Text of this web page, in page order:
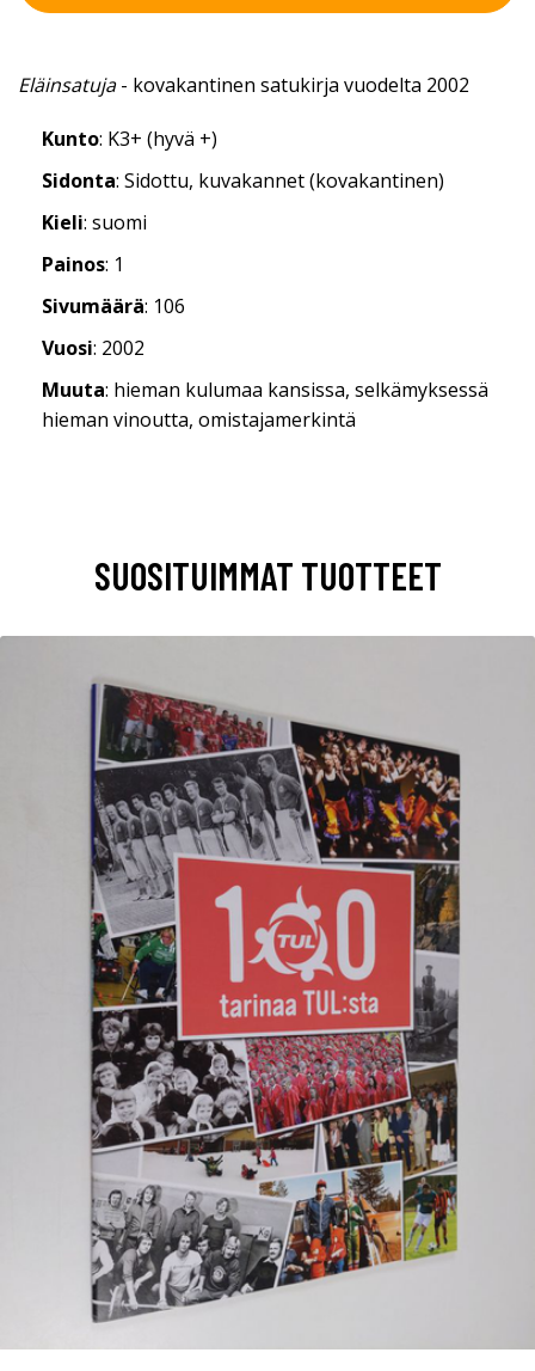
Eläinsatuja- kovakantinen satukirja vuodelta 2002
Kunto: K3+ (hyvä +)
Sidonta: Sidottu, kuvakannet (kovakantinen)
Kieli: suomi
Painos: 1
Sivumäärä: 106
Vuosi: 2002
Muuta: hieman kulumaa kansissa, selkämyksessä
hieman vinoutta, omistajamerkintä
SUOSITUIMMAT TUOTTEET